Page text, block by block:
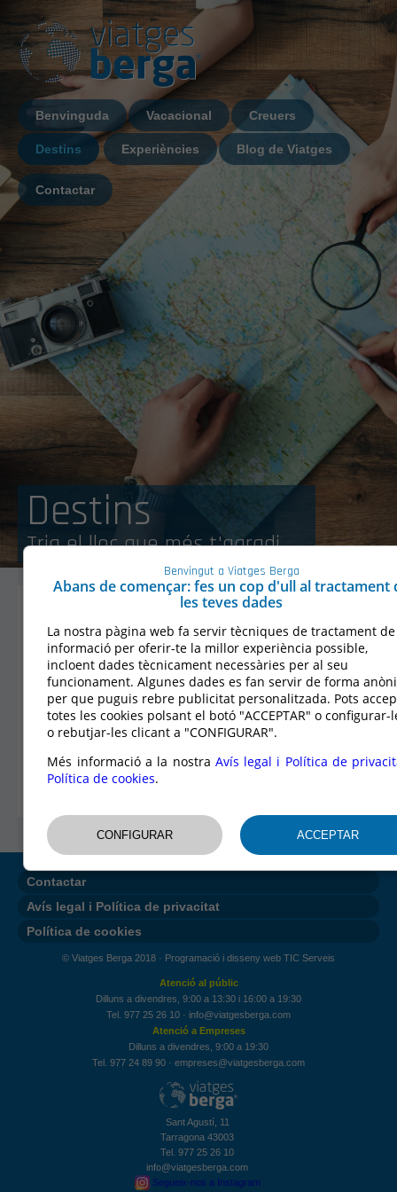
Benvinguda Vacacional Creuers
Destins Experiències Blog de Viatges
Contactar
Destins
Tria el lloc que més t'agradi...
Àfrica
Àsia Carib i
Centre
Amèrica
Espanya
Mediterrani
Nord
Amèrica
Oceania Orient
Contactar
Avís legal i Política de privacitat
Política de cookies
© Viatges Berga 2018 · Programació i disseny web TIC Serveis
Atenció al públic
Dilluns a divendres, 9:00 a 13:30 i 16:00 a 19:30
Tel. 977 25 26 10 · info@viatgesberga.com
Atenció a Empreses
Dilluns a divendres, 9:00 a 19:30
Tel. 977 24 89 90 · empreses@viatgesberga.com
Sant Agustí, 11
Tarragona 43003
Tel. 977 25 26 10
info@viatgesberga.com
Segueix-nos a Instagram
Benvingut a Viatges Berga
Abans de començar: fes un cop d'ull al tractament
les teves dades
La nostra pàgina web fa servir tècniques de tractament
informació per oferir-te la millor experiència possible,
incloent dades tècnicament necessàries per al seu
funcionament. Algunes dades es fan servir de forma
per que puguis rebre publicitat personalitzada. Pots
totes les cookies polsant el botó "ACCEPTAR" o configurar-
o rebutjar-les clicant a "CONFIGURAR".
Més informació a la nostra Avís legal i Política de
Política de cookies.